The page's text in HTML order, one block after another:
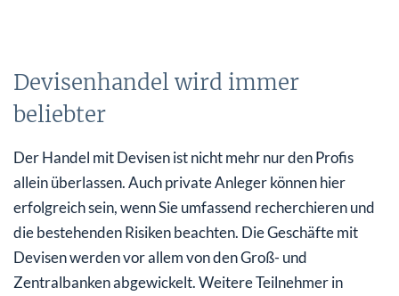
Devisenhandel wird immer
beliebter
Der Handel mit Devisen ist nicht mehr nur den Profis
allein überlassen. Auch private Anleger können hier
erfolgreich sein, wenn Sie umfassend recherchieren und
die bestehenden Risiken beachten. Die Geschäfte mit
Devisen werden vor allem von den Groß- und
Zentralbanken abgewickelt. Weitere Teilnehmer in